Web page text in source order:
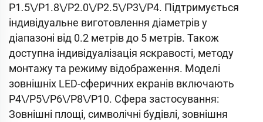
P1.5\/P1.8\/P2.0\/P2.5\/P3\/P4. Підтримується
індивідуальне виготовлення діаметрів у
діапазоні від 0.2 метрів до 5 метрів. Також
доступна індивідуалізація яскравості, методу
монтажу та режиму відображення. Моделі
зовнішніх LED-сферичних екранів включають
P4\/P5\/P6\/P8\/P10. Сфера застосування:
Зовнішні площі, символічні будівлі, зовнішня